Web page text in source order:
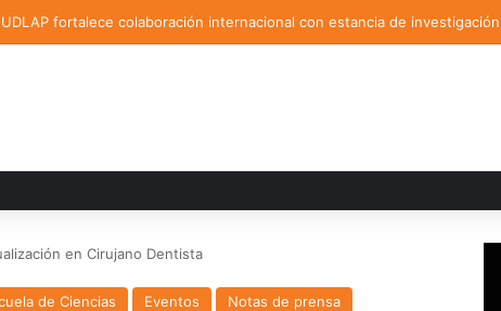
fortalece colaboración internacional con estancia de
en Cirujano Dentista
de Ciencias Eventos Notas de prensa